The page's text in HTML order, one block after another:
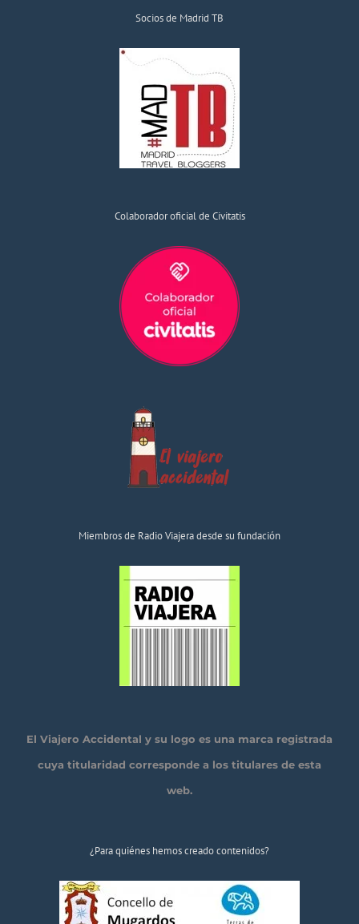
Socios de Madrid TB
Colaborador oficial de Civitatis
Miembros de Radio Viajera desde su fundación
El Viajero Accidental y su logo es una marca registrada
cuya titularidad corresponde a los titulares de esta
web.
¿Para quiénes hemos creado contenidos?